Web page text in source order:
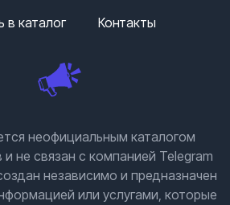
товарам на распродаже:
Наш канал в ВК
в каталог
Контакты
неофициальным каталогом
и не связан с компанией Telegram
независимо и предназначен
или услугами, которые